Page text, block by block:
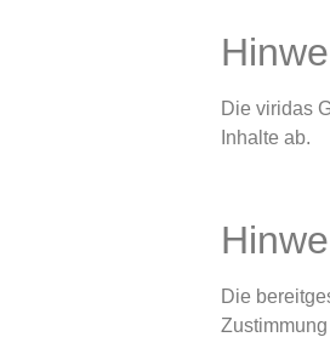
Die viridas
Inhalte ab.
Die